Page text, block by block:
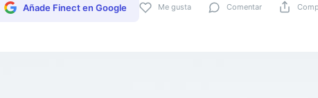
Me gusta Comentar
Añade Finect en Google